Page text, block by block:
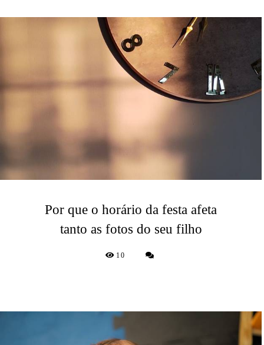
Por que o horário da festa afeta
tanto as fotos do seu filho
10